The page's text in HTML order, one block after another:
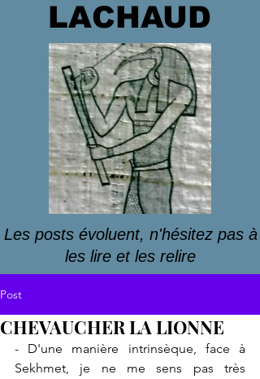
LACHAUD
Les posts évoluent, n'hésitez pas à
les lire et les relire
Post
CHEVAUCHER LA LIONNE
- D'une manière intrinsèque, face à
Sekhmet, je ne me sens pas très